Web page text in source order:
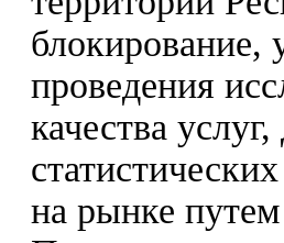
блокирование,
проведения
качества
на рынке